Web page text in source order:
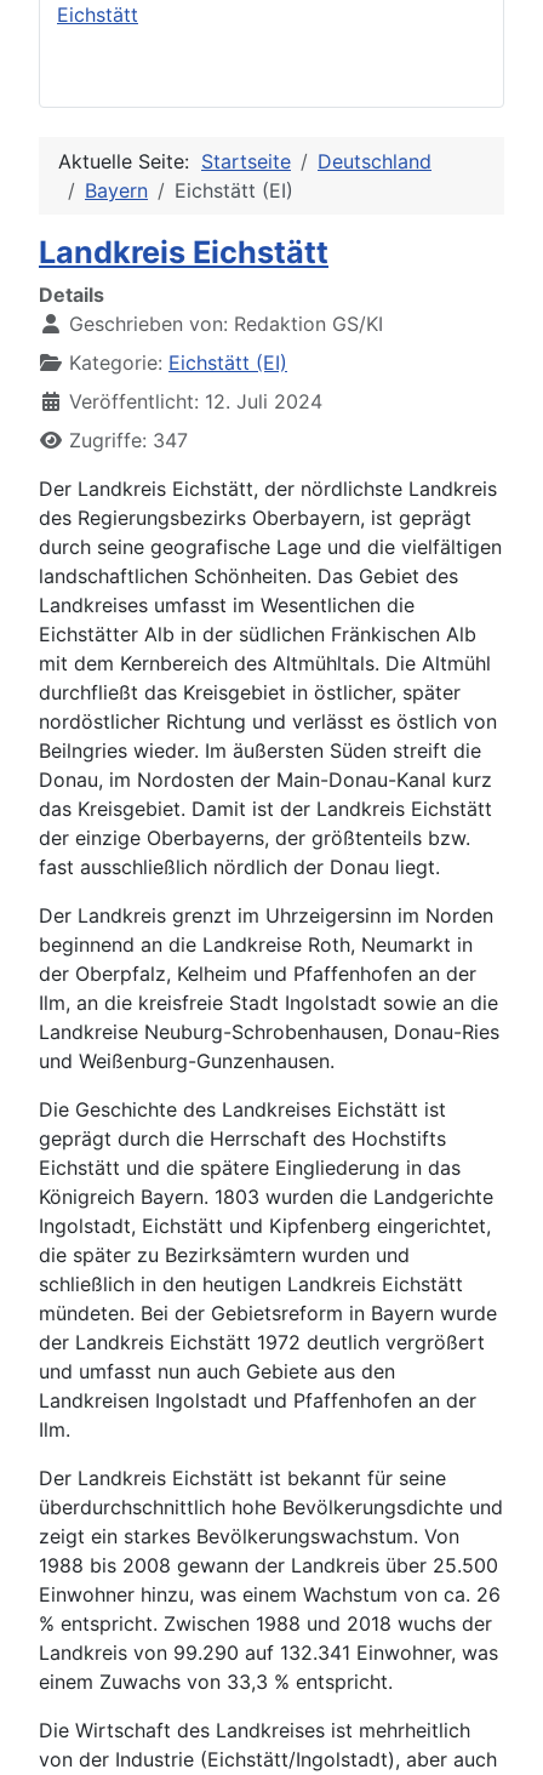
Eichstätt
Aktuelle Seite: Startseite
Deutschland
Bayern
Eichstätt (EI)
Landkreis Eichstätt
Details
Geschrieben von: Redaktion GS/KI
Kategorie: Eichstätt (EI)
Veröffentlicht: 12. Juli 2024
Zugriffe: 347
Der Landkreis Eichstätt, der nördlichste Landkreis
des Regierungsbezirks Oberbayern, ist geprägt
durch seine geografische Lage und die vielfältigen
landschaftlichen Schönheiten. Das Gebiet des
Landkreises umfasst im Wesentlichen die
Eichstätter Alb in der südlichen Fränkischen Alb
mit dem Kernbereich des Altmühltals. Die Altmühl
durchfließt das Kreisgebiet in östlicher, später
nordöstlicher Richtung und verlässt es östlich von
Beilngries wieder. Im äußersten Süden streift die
Donau, im Nordosten der Main-Donau-Kanal kurz
das Kreisgebiet. Damit ist der Landkreis Eichstätt
der einzige Oberbayerns, der größtenteils bzw.
fast ausschließlich nördlich der Donau liegt.
Der Landkreis grenzt im Uhrzeigersinn im Norden
beginnend an die Landkreise Roth, Neumarkt in
der Oberpfalz, Kelheim und Pfaffenhofen an der
Ilm, an die kreisfreie Stadt Ingolstadt sowie an die
Landkreise Neuburg-Schrobenhausen, Donau-Ries
und Weißenburg-Gunzenhausen.
Die Geschichte des Landkreises Eichstätt ist
geprägt durch die Herrschaft des Hochstifts
Eichstätt und die spätere Eingliederung in das
Königreich Bayern. 1803 wurden die Landgerichte
Ingolstadt, Eichstätt und Kipfenberg eingerichtet,
die später zu Bezirksämtern wurden und
schließlich in den heutigen Landkreis Eichstätt
mündeten. Bei der Gebietsreform in Bayern wurde
der Landkreis Eichstätt 1972 deutlich vergrößert
und umfasst nun auch Gebiete aus den
Landkreisen Ingolstadt und Pfaffenhofen an der
Ilm.
Der Landkreis Eichstätt ist bekannt für seine
überdurchschnittlich hohe Bevölkerungsdichte und
zeigt ein starkes Bevölkerungswachstum. Von
1988 bis 2008 gewann der Landkreis über 25.500
Einwohner hinzu, was einem Wachstum von ca. 26
% entspricht. Zwischen 1988 und 2018 wuchs der
Landkreis von 99.290 auf 132.341 Einwohner, was
einem Zuwachs von 33,3 % entspricht.
Die Wirtschaft des Landkreises ist mehrheitlich
von der Industrie (Eichstätt/Ingolstadt), aber auch